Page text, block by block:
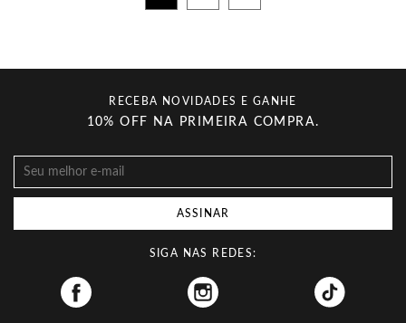
RECEBA NOVIDADES E GANHE
10% OFF NA PRIMEIRA COMPRA.
ASSINAR
SIGA NAS REDES:
Facebook